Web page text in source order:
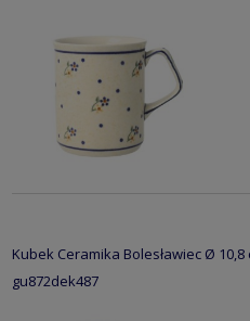
Kubek Ceramika Bolesławiec Ø 10,8
gu872dek487